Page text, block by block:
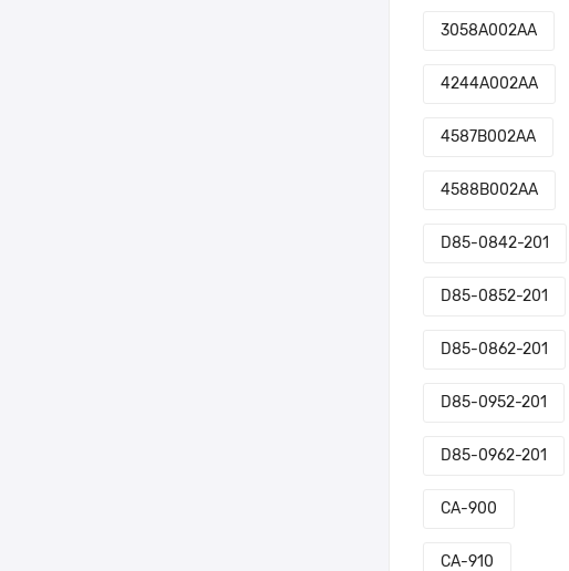
3058A002AA
4244A002AA
4587B002AA
4588B002AA
D85-0842-201
D85-0852-201
D85-0862-201
D85-0952-201
D85-0962-201
CA-900
CA-910